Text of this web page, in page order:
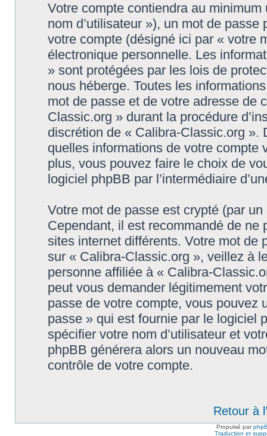
Votre compte contiendra au
nom d’utilisateur »), un mot de
votre compte (désigné ici par « votre
électronique personnelle. Les
» sont protégées par les lois de
nous héberge. Toutes les
mot de passe et de votre adresse de
Classic.org » durant la procédure
discrétion de « Calibra-Classic.org
quelles informations de votre compte
plus, vous pouvez faire le choix de
logiciel phpBB par l’intermédiaire
Votre mot de passe est crypté (par
Cependant, il est recommandé de
sites internet différents. Votre mot de
sur « Calibra-Classic.org », veillez à
personne affiliée à « Calibra-
peut vous demander légitimement
passe de votre compte, vous pouvez
passe » qui est fournie par le logiciel
spécifier votre nom d’utilisateur et
phpBB générera alors un nouveau
contrôle de votre compte.
Retour à
Propulsé par
Traduction et